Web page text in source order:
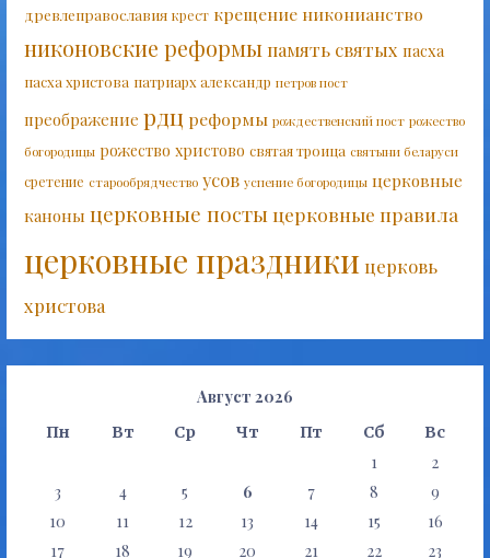
древлеправославия крест крещение никонианство
никоновские реформыпамять святых пасха
пасха христова патриарх александр петров пост
преображение рдц реформы рождественский пост рожество
богородицы рожество христово святая троица святыни беларуси
сретение старообрядчество усов успение богородицы церковные
каноны церковные посты церковные правила
церковные праздникицерковь
христова
Август 2026
Пн Вт Ср Чт Пт Сб Вс
1
2
3
4 5 6 7 8
9
10
11 12 13 14 15
16
17
18 19 20 21 22 23